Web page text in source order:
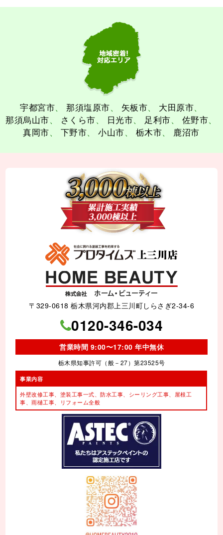
宇都宮市 那須塩原市 矢板市
大田原市
那須烏山市
さくら市 日光市 足利市
佐野市
真岡市
下野市 小山市 栃木市 鹿沼市
〒329-0618 栃木県河内郡上三川町しらさぎ2-34-6
0120-346-034
営業時間 9:00〜17:00 年中無休
栃木県知事許可（般－27）第23525号
事業内容
外壁改修工事、塗装工事⼀式、防水工事、シーリング工事、 屋根工
事、雨樋工事、
リフォーム全般